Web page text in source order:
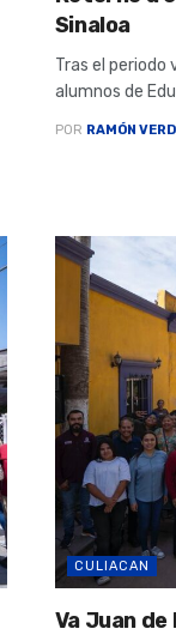
Sinaloa
Tras el periodo
alumnos de
POR RAMÓN
CULIACAN
Va Juan